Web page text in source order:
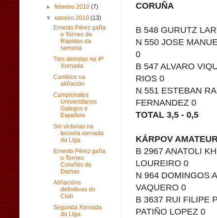
CORUÑA
B 548 GURUTZ
N 550 JOSE
0
B 547 ALVARO
RIOS 0
N 551 ESTEBAN
FERNANDEZ 0
TOTAL 3,5 - 0,5
KÁRPOV
B 2967 ANATOLI
LOUREIRO 0
N 964 DOMINGOS
VAQUERO 0
B 3637 RUI FILIPE
PATIÑO LOPEZ 0
►febreiro 2010(7)
▼xaneiro 2010(13)
Ernesto Pérez gaña
o Torneo de
Rápidas da
semana
Tres derrotas na 4ª
Xornada
Cambios na
aliñación
Campionatos
Universitarios
Galegos e
Españois
Sin victorias na
terceira xornada
da Liga
Ernesto Pérez gaña
o Torneo
Coruñés de
Damas
Aliñacións
definitivas do
Club
Segunda Xornada
da Liga.